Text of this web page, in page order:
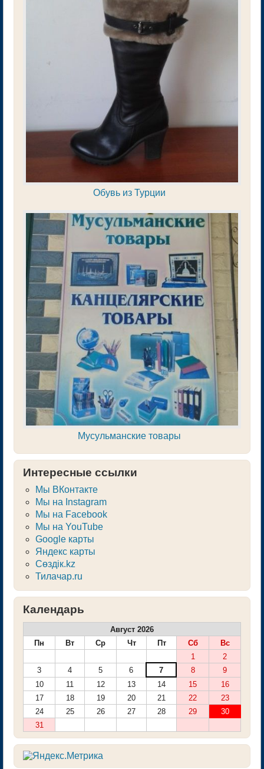
Обувь из Турции
Мусульманские товары
Интересные ссылки
Мы ВКонтакте
Мы на Instagram
Мы на Facebook
Мы на YouTube
Google карты
Яндекс карты
Сөздік.kz
Тилачар.ru
Календарь
Август 2026
Пн
Вт Ср Чт Пт Сб
Вс
1
2
3
4 5 6 7 8
9
10
11 12 13 14 15
16
17
18 19 20 21 22
23
24
25 26 27 28 29
30
31